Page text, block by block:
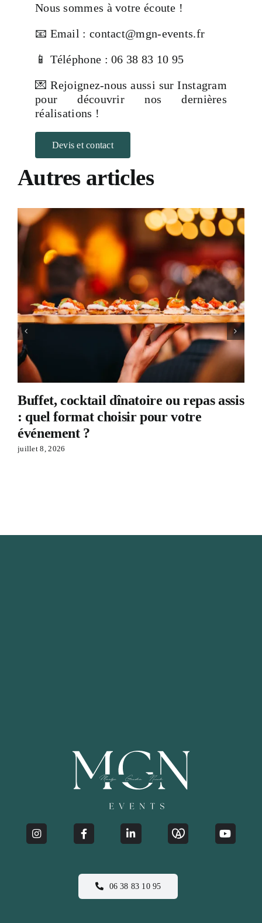
Nous sommes à votre écoute !
📧 Email : contact@mgn-events.fr
📱 Téléphone : 06 38 83 10 95
💌 Rejoignez-nous aussi sur Instagram
pour découvrir nos dernières
réalisations !
Devis et contact
Autres articles
Buffet, cocktail dînatoire ou repas assis
: quel format choisir pour votre
événement ?
juillet 8, 2026
06 38 83 10 95